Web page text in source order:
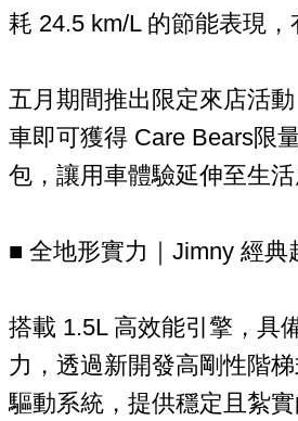
耗 24.5 km/L 的節能表現
五月期間推出限定來店活
車即可獲得 Care Bears限
包，讓用車體驗延伸至生活
■ 全地形實力｜Jimny 經典
搭載 1.5L 高效能引擎，具
力，透過新開發高剛性階
驅動系統，提供穩定且紮